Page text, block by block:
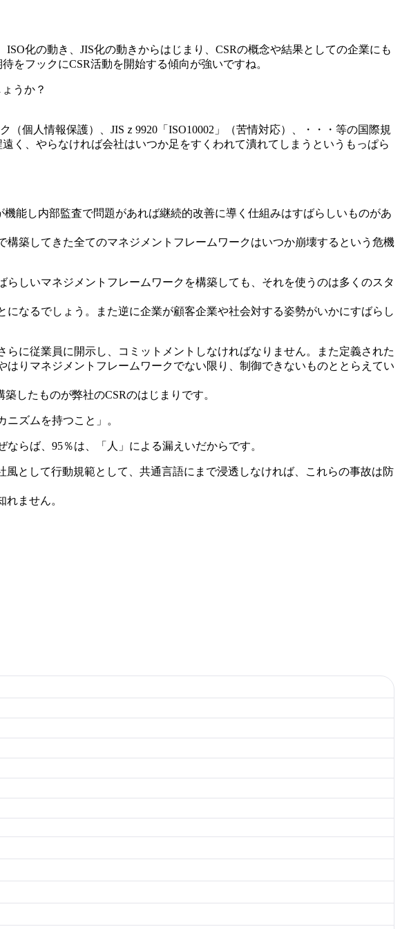
化の動き、JIS化の動きからはじまり、CSRの概念や結果としての企業にも
をフックにCSR活動を開始する傾向が強いですね。
うか？
個人情報保護）、JISｚ9920「ISO10002」（苦情対応）、・・・等の国際規
く、やらなければ会社はいつか足をすくわれて潰れてしまうというもっぱら
能し内部監査で問題があれば継続的改善に導く仕組みはすばらしいものがあ
築してきた全てのマネジメントフレームワークはいつか崩壊するという危機
しいマネジメントフレームワークを構築しても、それを使うのは多くのスタ
なるでしょう。また逆に企業が顧客企業や社会対する姿勢がいかにすばらし
に従業員に開示し、コミットメントしなければなりません。また定義された
りマネジメントフレームワークでない限り、制御できないものととらえてい
したものが弊社のCSRのはじまりです。
ズムを持つこと」。
らば、95％は、「人」による漏えいだからです。
として行動規範として、共通言語にまで浸透しなければ、これらの事故は防
ません。